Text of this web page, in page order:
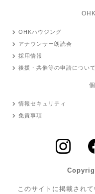
OHKハウジング
アナウンサー朗読会
採用情報
後援・共催等の申請について
情報セキュリティ
免責事項
このサイトに掲載され